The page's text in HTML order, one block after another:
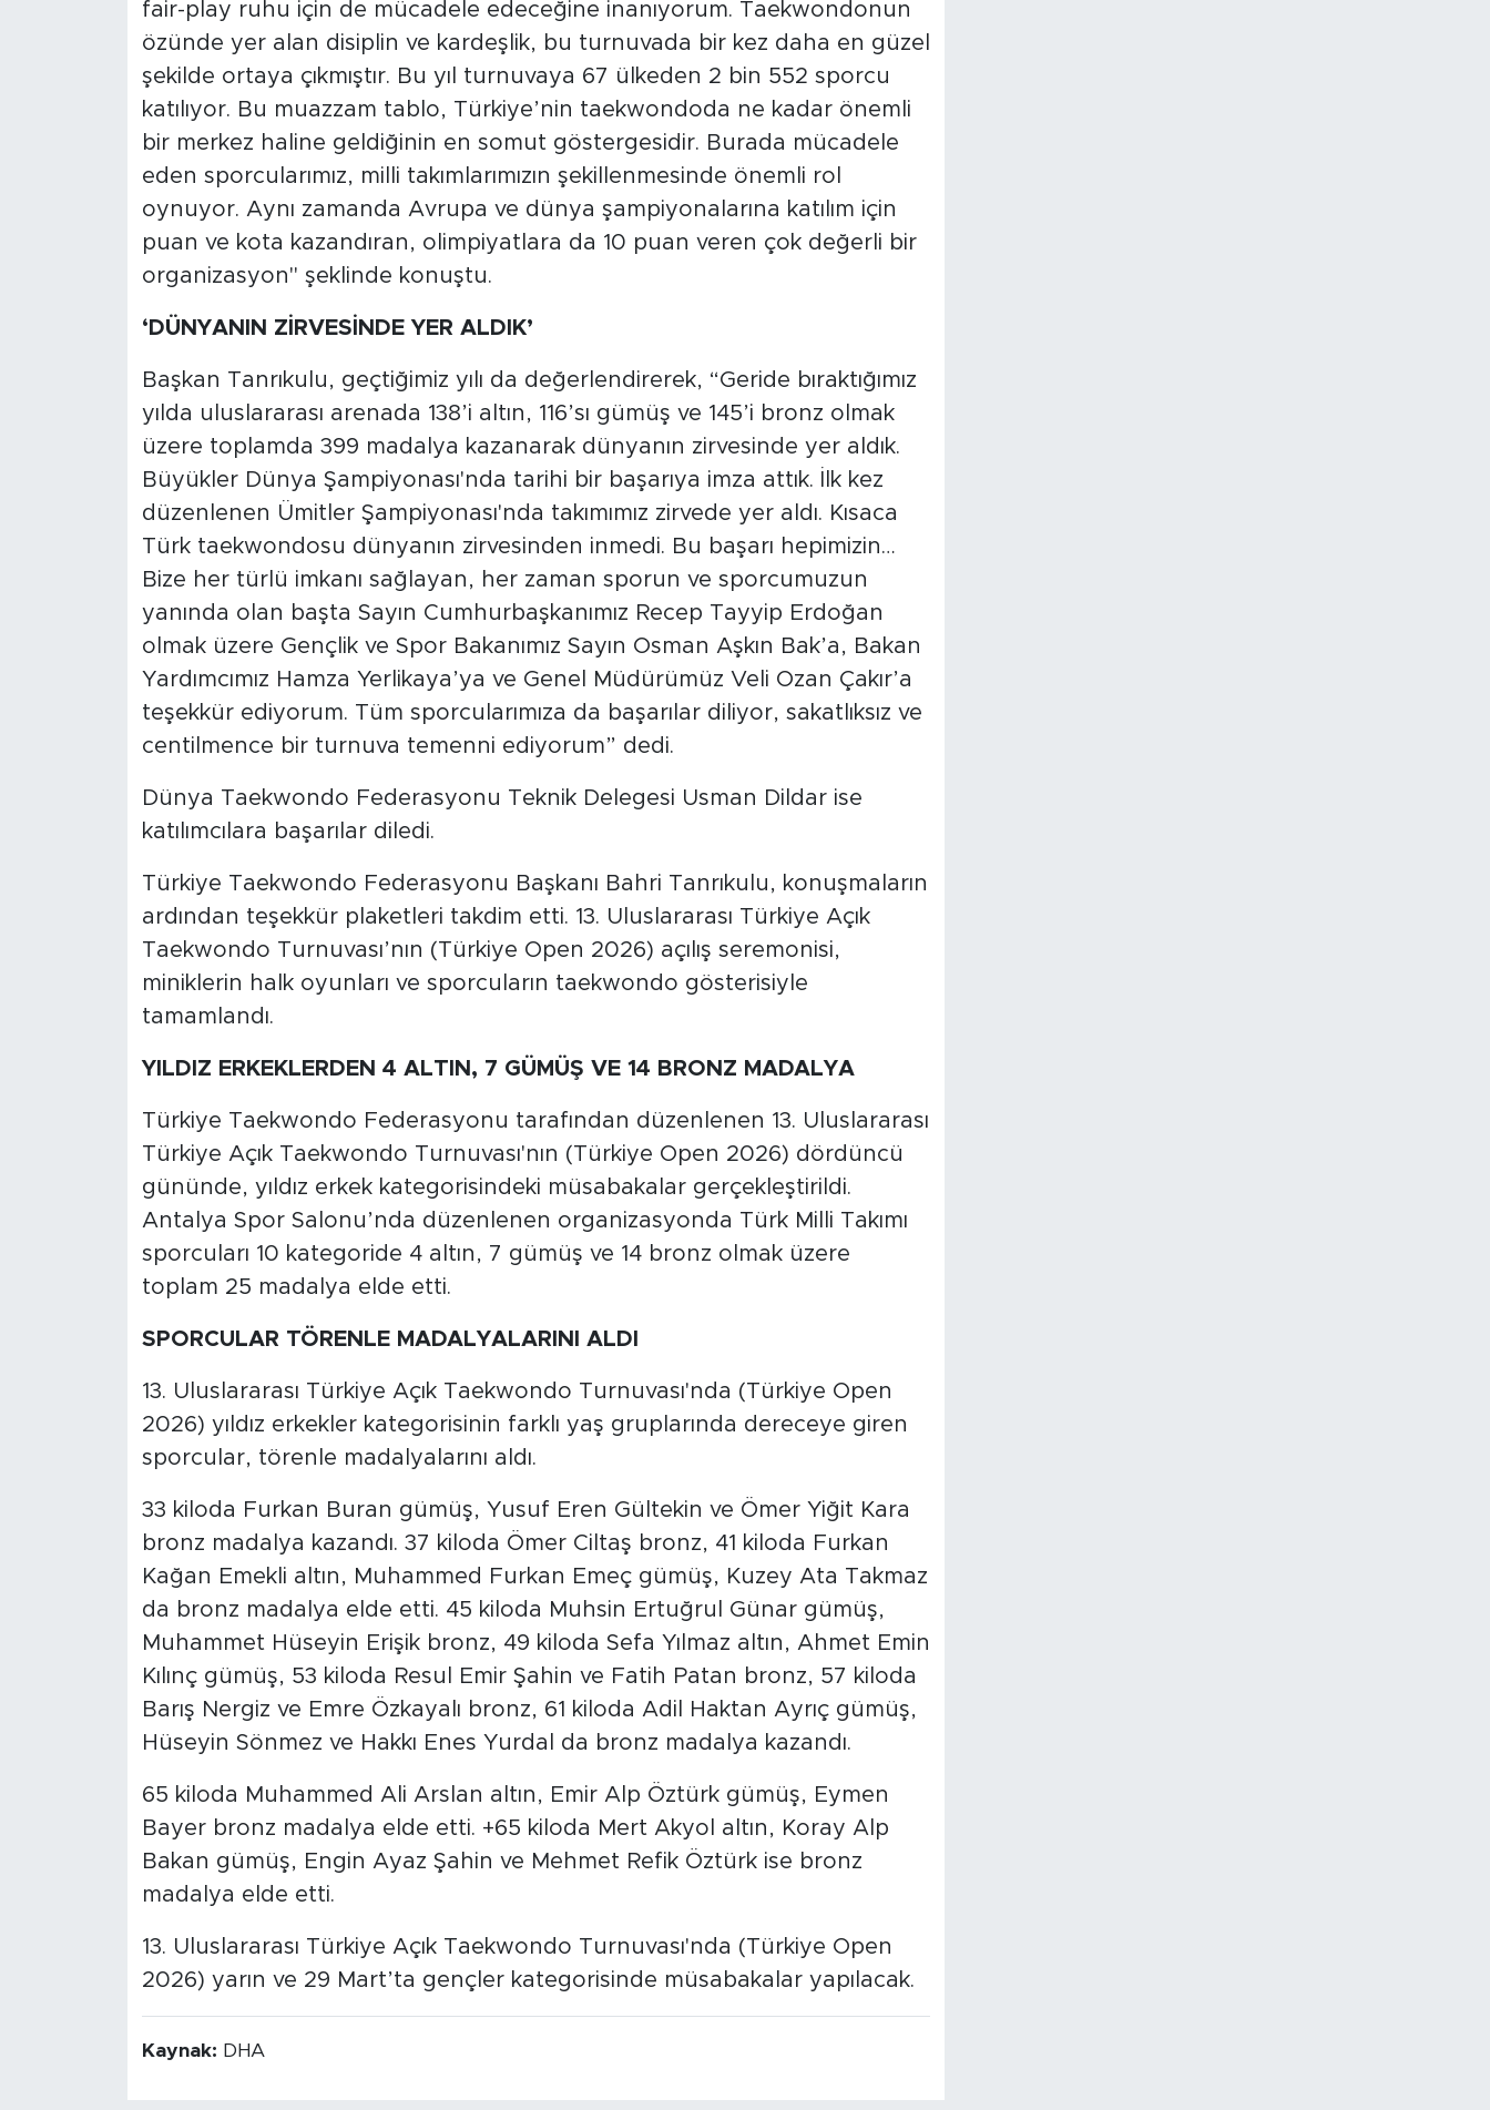
fair-play ruhu için de mücadele edeceğine inanıyorum. Taekwondonun
özünde yer alan disiplin ve kardeşlik, bu turnuvada bir kez daha en güzel
şekilde ortaya çıkmıştır. Bu yıl turnuvaya 67 ülkeden 2 bin 552 sporcu
katılıyor. Bu muazzam tablo, Türkiye’nin taekwondoda ne kadar önemli
bir merkez haline geldiğinin en somut göstergesidir. Burada mücadele
eden sporcularımız, milli takımlarımızın şekillenmesinde önemli rol
oynuyor. Aynı zamanda Avrupa ve dünya şampiyonalarına katılım için
puan ve kota kazandıran, olimpiyatlara da 10 puan veren çok değerli bir
organizasyon" şeklinde konuştu.
‘DÜNYANIN ZİRVESİNDE YER ALDIK’
Başkan Tanrıkulu, geçtiğimiz yılı da değerlendirerek, “Geride bıraktığımız
yılda uluslararası arenada 138’i altın, 116’sı gümüş ve 145’i bronz olmak
üzere toplamda 399 madalya kazanarak dünyanın zirvesinde yer aldık.
Büyükler Dünya Şampiyonası'nda tarihi bir başarıya imza attık. İlk kez
düzenlenen Ümitler Şampiyonası'nda takımımız zirvede yer aldı. Kısaca
Türk taekwondosu dünyanın zirvesinden inmedi. Bu başarı hepimizin…
Bize her türlü imkanı sağlayan, her zaman sporun ve sporcumuzun
yanında olan başta Sayın Cumhurbaşkanımız Recep Tayyip Erdoğan
olmak üzere Gençlik ve Spor Bakanımız Sayın Osman Aşkın Bak’a, Bakan
Yardımcımız Hamza Yerlikaya’ya ve Genel Müdürümüz Veli Ozan Çakır’a
teşekkür ediyorum. Tüm sporcularımıza da başarılar diliyor, sakatlıksız ve
centilmence bir turnuva temenni ediyorum” dedi.
Dünya Taekwondo Federasyonu Teknik Delegesi Usman Dildar ise
katılımcılara başarılar diledi.
Türkiye Taekwondo Federasyonu Başkanı Bahri Tanrıkulu, konuşmaların
ardından teşekkür plaketleri takdim etti. 13. Uluslararası Türkiye Açık
Taekwondo Turnuvası’nın (Türkiye Open 2026) açılış seremonisi,
miniklerin halk oyunları ve sporcuların taekwondo gösterisiyle
tamamlandı.
YILDIZ ERKEKLERDEN 4 ALTIN, 7 GÜMÜŞ VE 14 BRONZ MADALYA
Türkiye Taekwondo Federasyonu tarafından düzenlenen 13. Uluslararası
Türkiye Açık Taekwondo Turnuvası'nın (Türkiye Open 2026) dördüncü
gününde, yıldız erkek kategorisindeki müsabakalar gerçekleştirildi.
Antalya Spor Salonu’nda düzenlenen organizasyonda Türk Milli Takımı
sporcuları 10 kategoride 4 altın, 7 gümüş ve 14 bronz olmak üzere
toplam 25 madalya elde etti.
SPORCULAR TÖRENLE MADALYALARINI ALDI
13. Uluslararası Türkiye Açık Taekwondo Turnuvası'nda (Türkiye Open
2026) yıldız erkekler kategorisinin farklı yaş gruplarında dereceye giren
sporcular, törenle madalyalarını aldı.
33 kiloda Furkan Buran gümüş, Yusuf Eren Gültekin ve Ömer Yiğit Kara
bronz madalya kazandı. 37 kiloda Ömer Ciltaş bronz, 41 kiloda Furkan
Kağan Emekli altın, Muhammed Furkan Emeç gümüş, Kuzey Ata Takmaz
da bronz madalya elde etti. 45 kiloda Muhsin Ertuğrul Günar gümüş,
Muhammet Hüseyin Erişik bronz, 49 kiloda Sefa Yılmaz altın, Ahmet Emin
Kılınç gümüş, 53 kiloda Resul Emir Şahin ve Fatih Patan bronz, 57 kiloda
Barış Nergiz ve Emre Özkayalı bronz, 61 kiloda Adil Haktan Ayrıç gümüş,
Hüseyin Sönmez ve Hakkı Enes Yurdal da bronz madalya kazandı.
65 kiloda Muhammed Ali Arslan altın, Emir Alp Öztürk gümüş, Eymen
Bayer bronz madalya elde etti. +65 kiloda Mert Akyol altın, Koray Alp
Bakan gümüş, Engin Ayaz Şahin ve Mehmet Refik Öztürk ise bronz
madalya elde etti.
13. Uluslararası Türkiye Açık Taekwondo Turnuvası'nda (Türkiye Open
2026) yarın ve 29 Mart’ta gençler kategorisinde müsabakalar yapılacak.
Kaynak: DHA